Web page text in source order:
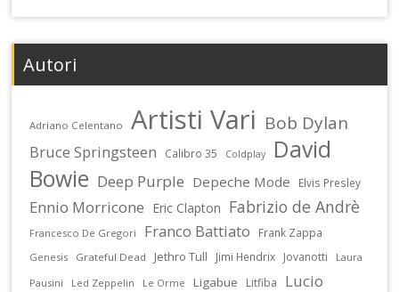
Autori
Adriano Celentano Artisti Vari Bob Dylan
Bruce Springsteen Calibro 35 Coldplay
David
Bowie Deep Purple Depeche Mode Elvis Presley
Ennio Morricone Eric Clapton Fabrizio de Andrè
Francesco De Gregori Franco Battiato Frank Zappa
Genesis Grateful Dead Jethro Tull Jimi Hendrix Jovanotti
Laura
Pausini
Led Zeppelin Le Orme Ligabue Litfiba
Lucio